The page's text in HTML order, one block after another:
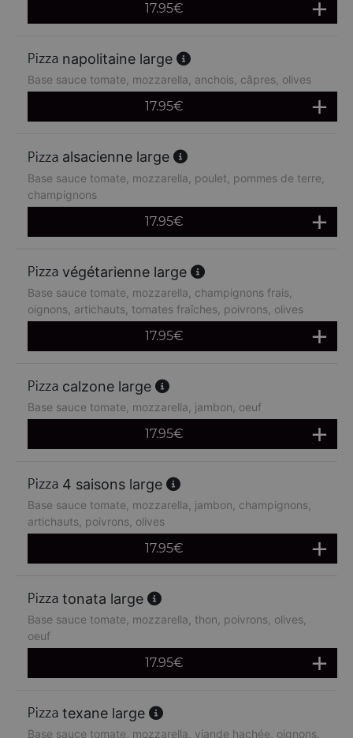
17.95€
napolitaine large
Base sauce tomate, mozzarella, anchois, câpres, olives
17.95€
alsacienne large
Base sauce tomate, mozzarella, poulet, pommes de terre,
champignons
17.95€
végétarienne large
Base sauce tomate, mozzarella, champignons frais,
oignons, artichauts, tomates fraîches, poivrons, olives
17.95€
calzone large
Base sauce tomate, mozzarella, jambon, oeuf
17.95€
4 saisons large
Base sauce tomate, mozzarella, jambon, champignons,
artichauts, poivrons, olives
17.95€
tonata large
Base sauce tomate, mozzarella, thon, poivrons, olives,
oeuf
17.95€
texane large
Base sauce tomate, mozzarella, viande hachée, oignons,